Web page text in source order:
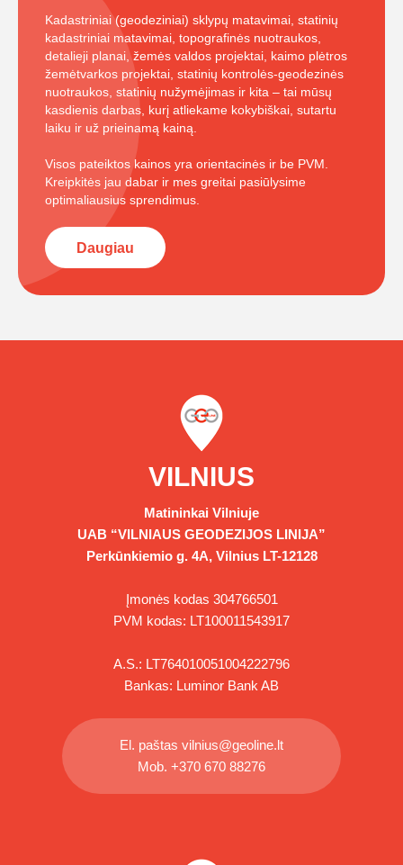
Kadastriniai (geodeziniai) sklypų matavimai, statinių
kadastriniai matavimai, topografinės nuotraukos,
detalieji planai, žemės valdos projektai, kaimo plėtros
žemėtvarkos projektai, statinių kontrolės-geodezinės
nuotraukos, statinių nužymėjimas ir kita – tai mūsų
kasdienis darbas, kurį atliekame kokybiškai, sutartu
laiku ir už prieinamą kainą.
Visos pateiktos kainos yra orientacinės ir be PVM.
Kreipkitės jau dabar ir mes greitai pasiūlysime
optimaliausius sprendimus.
Daugiau
VILNIUS
Matininkai Vilniuje
UAB “VILNIAUS GEODEZIJOS LINIJA”
Perkūnkiemio g. 4A, Vilnius LT-12128
Įmonės kodas 304766501
PVM kodas: LT100011543917
A.S.: LT764010051004222796
Bankas: Luminor Bank AB
El. paštas vilnius@geoline.lt
Mob. +370 670 88276